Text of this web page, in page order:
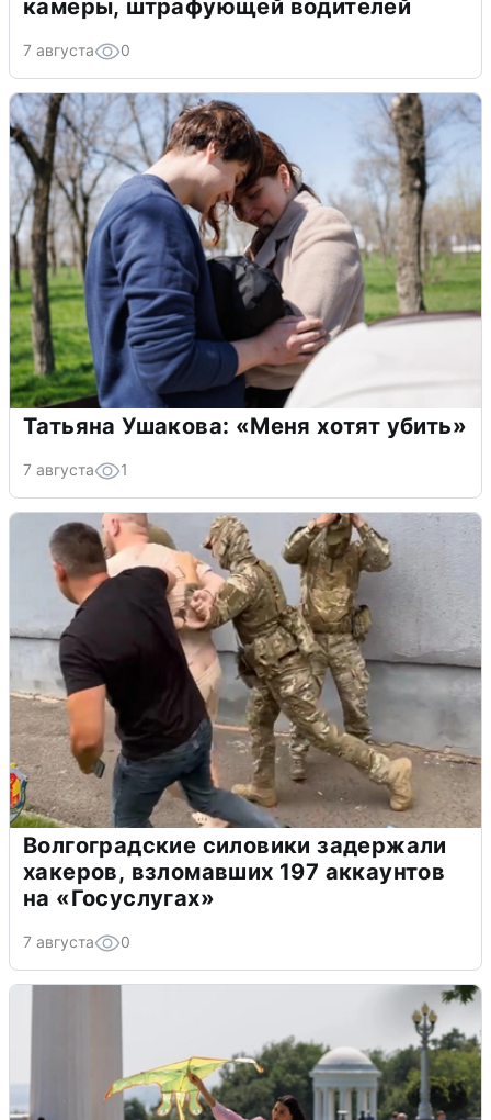
камеры, штрафующей водителей
7 августа 0
Татьяна Ушакова: «Меня хотят убить»
7 августа 1
Волгоградские силовики задержали
хакеров, взломавших 197 аккаунтов
на «Госуслугах»
7 августа 0